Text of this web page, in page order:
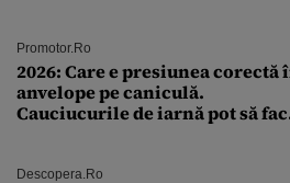
Promotor.ro
2026: Care e presiunea corectă
anvelope pe caniculă.
Cauciucurile de iarnă pot să
Descopera.ro